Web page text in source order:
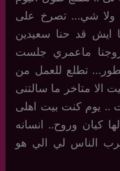
ولا شي… تصرخ على
ايش قد حنا سعيدين
ماعمري جلست
تطلع للعمل من
الا متاخر ما سالتنى
يوم كنت بيت اهلى
كيان وروح.. انسانه
الناس لي الي هو